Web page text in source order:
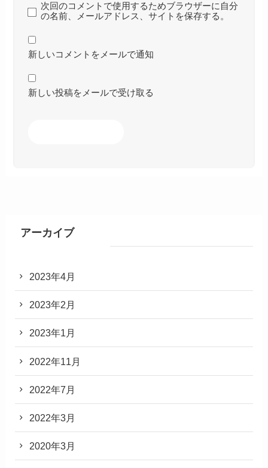
次回のコメントで使用するためブラウザーに自分
の名前、メールアドレス、サイトを保存する。
新しいコメントをメールで通知
新しい投稿をメールで受け取る
アーカイブ
2023年4月
2023年2月
2023年1月
2022年11月
2022年7月
2022年3月
2020年3月